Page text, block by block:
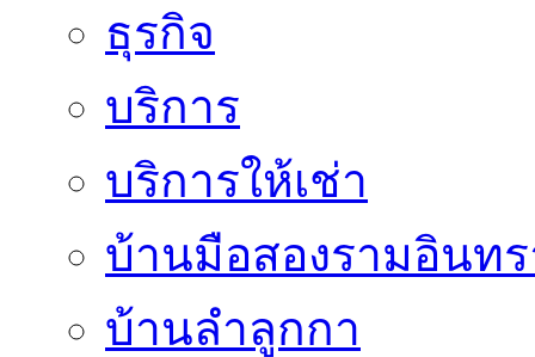
ธุรกิจ
บริการ
บริการให้เช่า
บ้านมือสองรามอินท
บ้านลำลูกกา